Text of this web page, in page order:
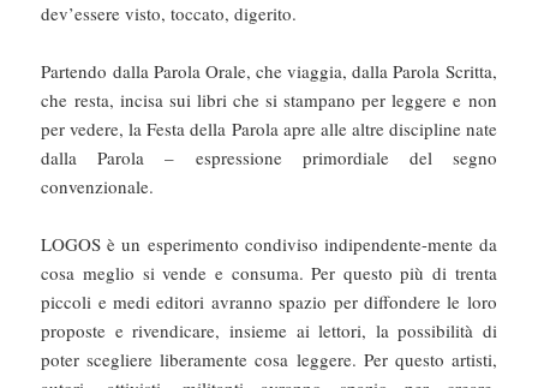
dev’essere visto, toccato, digerito.
Partendo dalla Parola Orale, che viaggia, dalla Parola Scritta,
che resta, incisa sui libri che si stampano per leggere e non
per vedere, la Festa della Parola apre alle altre discipline nate
dalla Parola – espressione primordiale del segno
convenzionale.
LOGOS è un esperimento condiviso indipendente-mente da
cosa meglio si vende e consuma. Per questo più di trenta
piccoli e medi editori avranno spazio per diffondere le loro
proposte e rivendicare, insieme ai lettori, la possibilità di
poter scegliere liberamente cosa leggere. Per questo artisti,